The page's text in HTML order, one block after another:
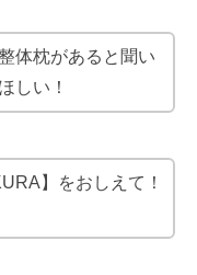
体枕があると聞い
しい！
】をおしえて！